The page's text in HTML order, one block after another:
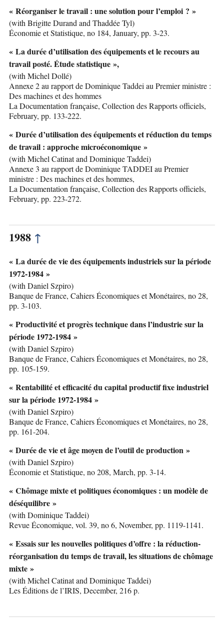
« Réorganiser le travail : une solution pour l’emploi ? »
(with Brigitte Durand and Thaddée Tyl)
Économie et Statistique, no 184, January, pp. 3-23.
« La durée d’utilisation des équipements et le recours au
travail posté. Étude statistique »,
(with Michel Dollé)
Annexe 2 au rapport de Dominique Taddei au Premier ministre :
Des machines et des hommes
La Documentation française, Collection des Rapports officiels,
February, pp. 133-222.
« Durée d’utilisation des équipements et réduction du temps
de travail : approche microéconomique »
(with Michel Catinat and Dominique Taddei)
Annexe 3 au rapport de Dominique TADDEI au Premier
ministre : Des machines et des hommes,
La Documentation française, Collection des Rapports officiels,
February, pp. 223-272.
1988 ↑
« La durée de vie des équipements industriels sur la période
1972-1984 »
(with Daniel Szpiro)
Banque de France, Cahiers Économiques et Monétaires, no 28,
pp. 3-103.
« Productivité et progrès technique dans l’industrie sur la
période 1972-1984 »
(with Daniel Szpiro)
Banque de France, Cahiers Économiques et Monétaires, no 28,
pp. 105-159.
« Rentabilité et efficacité du capital productif fixe industriel
sur la période 1972-1984 »
(with Daniel Szpiro)
Banque de France, Cahiers Économiques et Monétaires, no 28,
pp. 161-204.
« Durée de vie et âge moyen de l’outil de production »
(with Daniel Szpiro)
Économie et Statistique, no 208, March, pp. 3-14.
« Chômage mixte et politiques économiques : un modèle de
déséquilibre »
(with Dominique Taddei)
Revue Économique, vol. 39, no 6, November, pp. 1119-1141.
« Essais sur les nouvelles politiques d’offre : la réduction-
réorganisation du temps de travail, les situations de chômage
mixte »
(with Michel Catinat and Dominique Taddei)
Les Éditions de l’IRIS, December, 216 p.